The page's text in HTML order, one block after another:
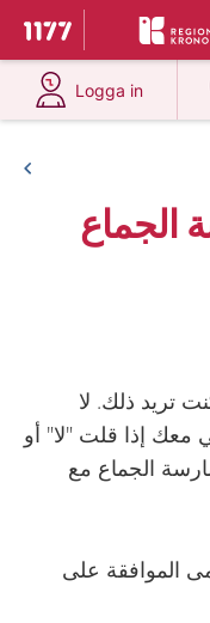
To start page for
Du har valt
Logga in
at 1177.se
الجماع
تريد ذلك. لا
إذا قلت "لا" أو
الجماع مع
الموافقة على